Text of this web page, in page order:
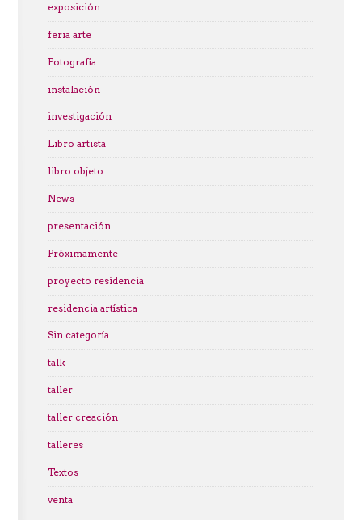
exposición
feria arte
Fotografía
instalación
investigación
Libro artista
libro objeto
News
presentación
Próximamente
proyecto residencia
residencia artística
Sin categoría
talk
taller
taller creación
talleres
Textos
venta